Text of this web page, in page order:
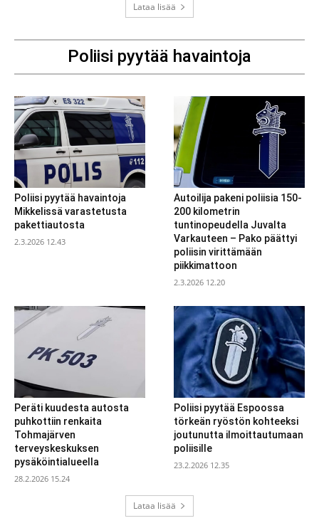
Lataa lisää
Poliisi pyytää havaintoja
Poliisi pyytää havaintoja
Mikkelissä varastetusta
pakettiautosta
2.3.2026 12.43
Autoilija pakeni poliisia 150-
200 kilometrin
tuntinopeudella Juvalta
Varkauteen – Pako päättyi
poliisin virittämään
piikkimattoon
2.3.2026 12.20
Peräti kuudesta autosta
puhkottiin renkaita
Tohmajärven
terveyskeskuksen
pysäköintialueella
28.2.2026 15.24
Poliisi pyytää Espoossa
törkeän ryöstön kohteeksi
joutunutta ilmoittautumaan
poliisille
23.2.2026 12.35
Lataa lisää